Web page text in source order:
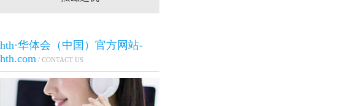
hth·华体会（中国）官方网站-
hth.com / CONTACT US